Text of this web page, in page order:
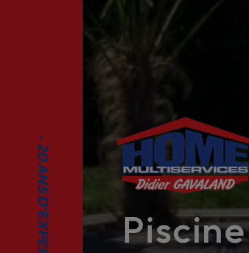
Piscine